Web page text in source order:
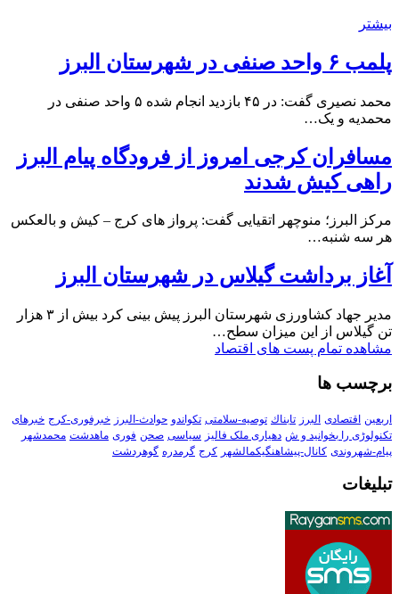
بیشتر
پلمب ۶ واحد صنفی در شهرستان البرز
محمد نصیری گفت: در ۴۵ بازدید انجام شده ۵ واحد صنفی در
محمدیه و یک…
مسافران کرجی امروز از فرودگاه پیام البرز
راهی کیش شدند
مرکز البرز؛ منوچهر اتقیایی گفت: پرواز های کرج – کیش و بالعکس
هر سه شنبه…
آغاز برداشت گیلاس در شهرستان البرز
مدیر جهاد کشاورزی شهرستان البرز پیش بینی کرد بیش از ۳ هزار
تن گیلاس از این میزان سطح…
مشاهده تمام پست های اقتصاد
برچسب ها
اربعین اقتصادی البرز تابناك توصیه-سلامتی تکواندو حوادث-البرز خبرفوری-کرج خبرهای
تکنولوڑی را بخوانید و ش دهیاری ملک فالیز سیاسی صحن فوری ماهدشت محمدشهر
پیام-شهروندی کانال-پیشاهنگیکمالشهر کرج گرمدره گوهردشت
تبلیغات